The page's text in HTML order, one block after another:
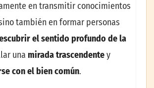
en transmitir conocimientos
también en formar personas
el sentido profundo de la
una mirada trascendentey
con el bien común.